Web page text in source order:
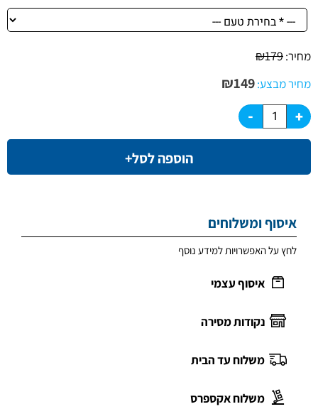
מחיר: ₪179
מחיר מבצע: ₪149
הוספה לסל+
איסוף ומשלוחים
לחץ על האפשרויות למידע נוסף
איסוף עצמי
נקודות מסירה
משלוח עד הבית
משלוח אקספרס